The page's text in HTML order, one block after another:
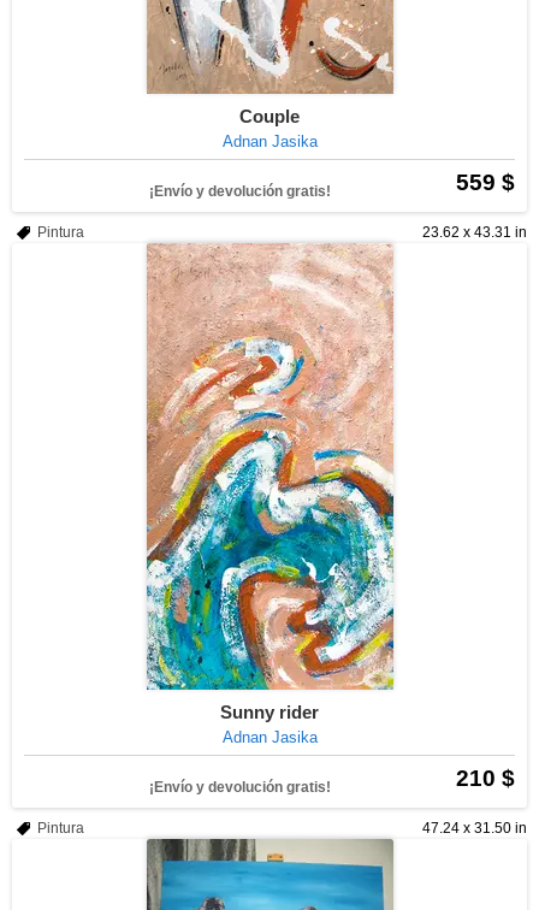
Couple
Adnan Jasika
559 $
¡Envío y devolución gratis!
23.62 x 43.31 in
Pintura
Sunny rider
Adnan Jasika
210 $
¡Envío y devolución gratis!
47.24 x 31.50 in
Pintura